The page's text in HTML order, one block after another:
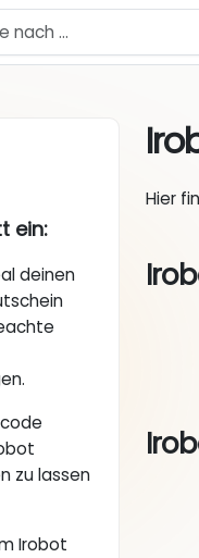
ein:
deinen
zu lassen
Irobot
Hier